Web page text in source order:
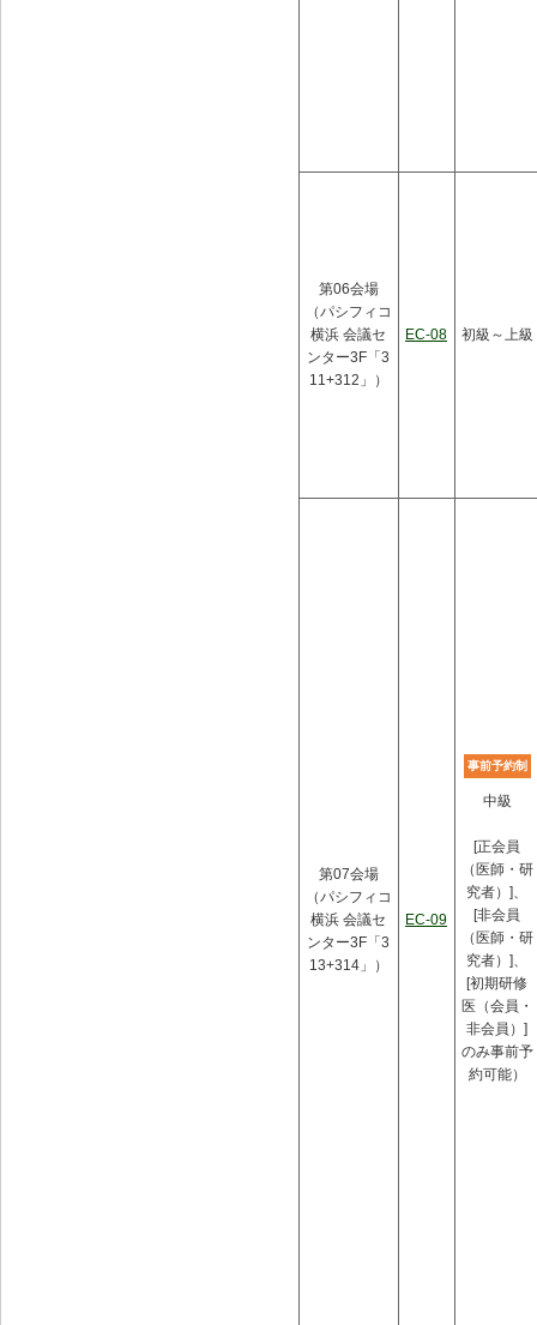
第06会場
（パシフィコ
横浜 会議セ
ンター3F「3
11+312」）
EC-08 初級～上級
第07会場
（パシフィコ
横浜 会議セ
ンター3F「3
13+314」）
EC-09
事前予約制
中級
[正会員
（医師・研
究者）]、
[非会員
（医師・研
究者）]、
[初期研修
医（会員・
非会員）]
のみ事前予
約可能）